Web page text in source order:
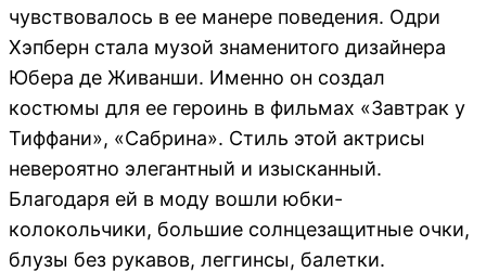
чувствовалось в ее манере поведения. Одри
Хэпберн стала музой знаменитого дизайнера
Юбера де Живанши. Именно он создал
костюмы для ее героинь в фильмах «Завтрак у
Тиффани», «Сабрина». Стиль этой актрисы
невероятно элегантный и изысканный.
Благодаря ей в моду вошли юбки-
колокольчики, большие солнцезащитные очки,
блузы без рукавов, леггинсы, балетки.